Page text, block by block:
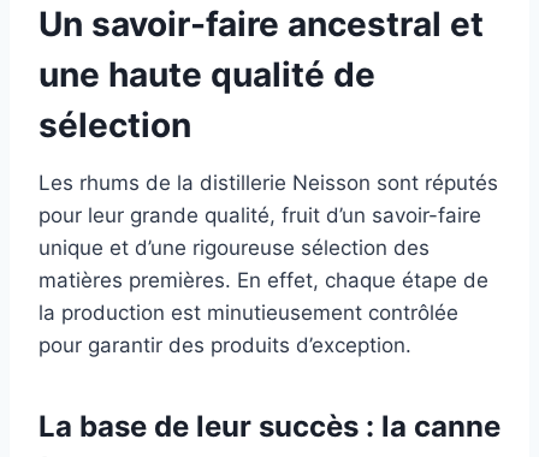
Un savoir-faire ancestral et
une haute qualité de
sélection
Les rhums de la distillerie Neisson sont réputés
pour leur grande qualité, fruit d’un savoir-faire
unique et d’une rigoureuse sélection des
matières premières. En effet, chaque étape de
la production est minutieusement contrôlée
pour garantir des produits d’exception.
La base de leur succès : la canne